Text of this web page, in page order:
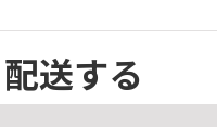
配送する